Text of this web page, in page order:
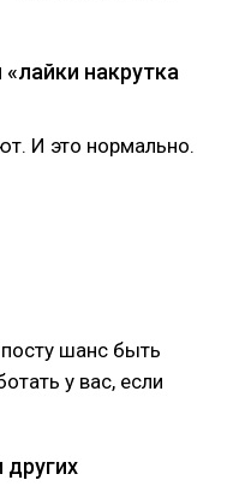
накрутка
И это нормально.
шанс быть
у вас, если
других